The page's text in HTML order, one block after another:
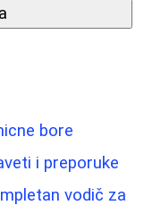
bore
i preporuke
vodič za